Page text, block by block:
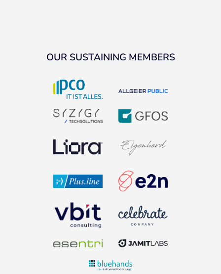
OUR SUSTAINING MEMBERS